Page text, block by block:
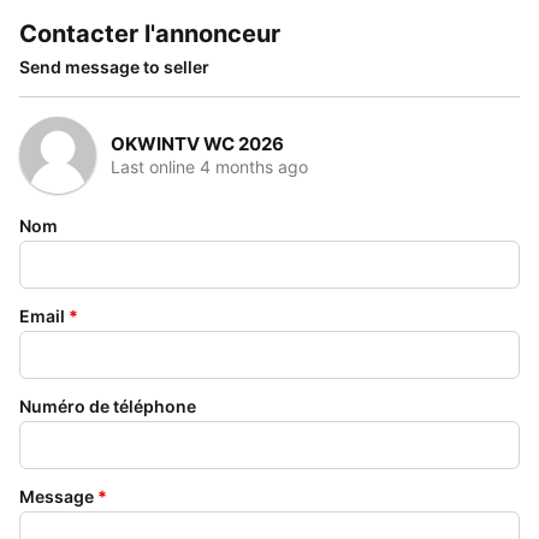
Contacter l'annonceur
Send message to seller
OKWINTV WC 2026
Last online 4 months ago
Nom
Email *
Numéro de téléphone
Message *